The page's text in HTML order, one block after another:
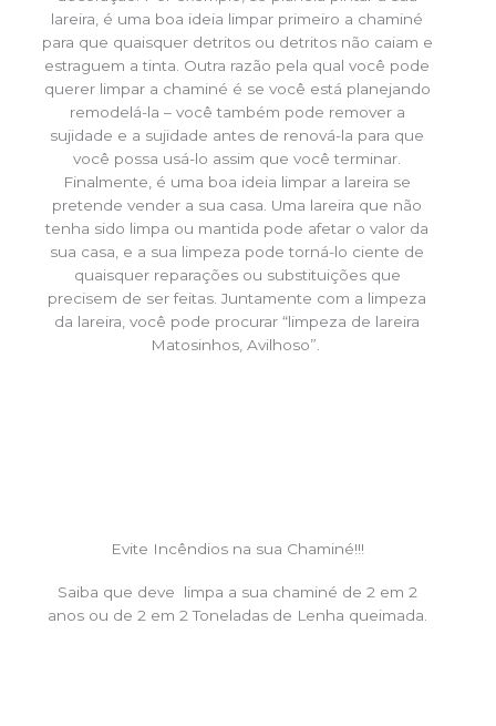
lareira, é uma boa ideia limpar primeiro a chaminé
para que quaisquer detritos ou detritos não caiam e
estraguem a tinta. Outra razão pela qual você pode
querer limpar a chaminé é se você está planejando
remodelá-la – você também pode remover a
sujidade e a sujidade antes de renová-la para que
você possa usá-lo assim que você terminar.
Finalmente, é uma boa ideia limpar a lareira se
pretende vender a sua casa. Uma lareira que não
tenha sido limpa ou mantida pode afetar o valor da
sua casa, e a sua limpeza pode torná-lo ciente de
quaisquer reparações ou substituições que
precisem de ser feitas. Juntamente com a limpeza
da lareira, você pode procurar “limpeza de lareira
Matosinhos, Avilhoso”.
Evite Incêndios na sua Chaminé!!!
Saiba que deve limpa a sua chaminé de 2 em 2
anos ou de 2 em 2 Toneladas de Lenha queimada.